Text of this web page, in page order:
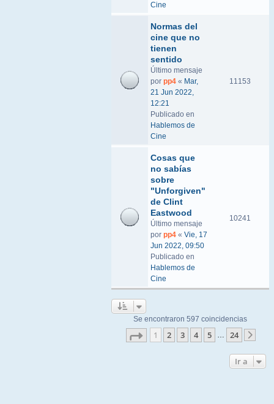
Cine
Normas del
cine que no
tienen
sentido
Último mensaje
por pp4 « Mar,
21 Jun 2022,
12:21
Publicado en
Hablemos de
Cine
11153
Cosas que
no sabías
sobre
"Unforgiven"
de Clint
Eastwood
Último mensaje
por pp4 « Vie, 17
Jun 2022, 09:50
Publicado en
Hablemos de
Cine
10241
Se encontraron 597 coincidencias
Página de 24
1 2 3 4 5 … 24
Ir a